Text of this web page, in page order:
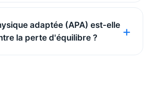
adaptée (APA) est-elle
la perte d'équilibre ?